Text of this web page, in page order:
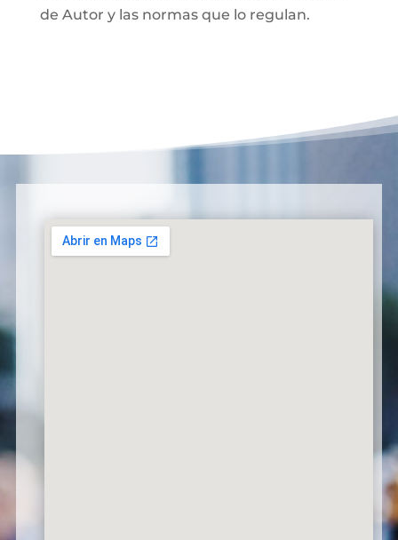
de Autor y las normas que lo regulan.